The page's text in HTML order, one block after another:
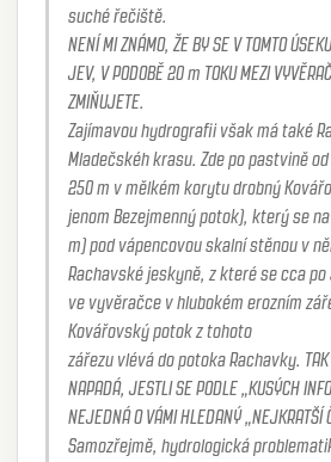
suché řečiště.
NENÍ MI ZNÁMO, ŽE BY SE V TOMTO ÚSEKU KRY TŘESÍNA VYSKYTOVAL TAKOVÝ
JEV, V PODOBĚ 20 m TOKU MEZI VYVĚRAČKOU A PONOREM, O KTERÉM SE
ZMIŇUJETE.
Zajímavou hydrografii však má také Rachavský kras na jižním okraji
Mladečskéh krasu. Zde po pastvině
250 m v mělkém korytu drobný
jenom Bezejmenný potok), který se
m) pod vápencovou skalní stěnou v
Rachavské jeskyně, z které se cca po 550 m severněji, o 70 m níž
ve vyvěračce v hlubokém erozním
Kovářovský potok z tohoto
zářezu vlévá do potoka Rachavky. TAK MNE V
NAPADÁ, JESTLI SE PODLE „KUSÝCH
NEJEDNÁ O VÁMI
Samozřejmě, hydrologická